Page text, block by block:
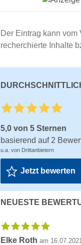
Der Eintrag kann vom
recherchierte Inhalte
5,0 von 5 Sternen
basierend auf 2
u.a. von Drittanbietern
Jetzt bewerten
NEUESTE
Elke Roth am